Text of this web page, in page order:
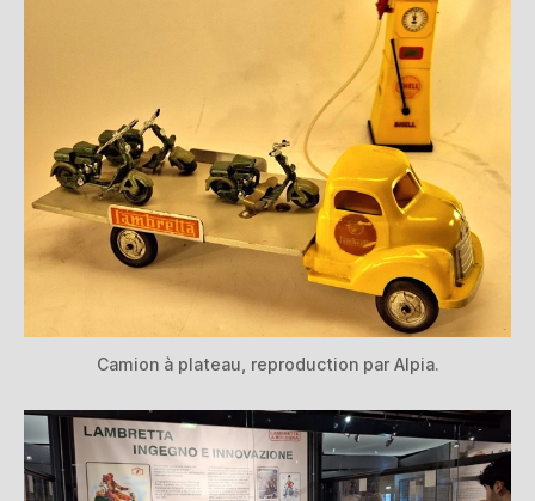
Camion à plateau, reproduction par Alpia.